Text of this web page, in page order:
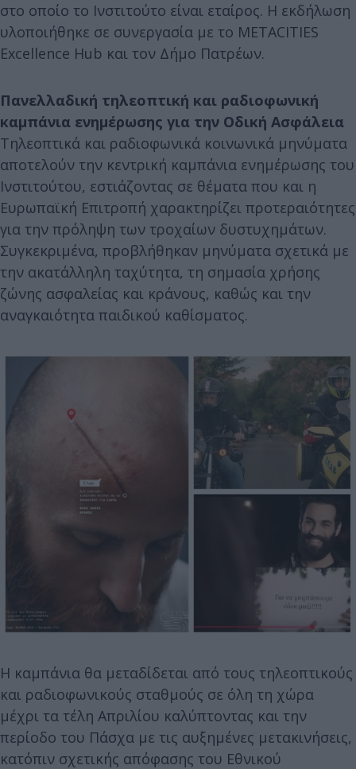
στο οποίο το Ινστιτούτο είναι εταίρος. Η εκδήλωση
υλοποιήθηκε σε συνεργασία με το METACITIES
Excellence Hub και τον Δήμο Πατρέων.
Πανελλαδική τηλεοπτική και ραδιοφωνική
καμπάνια ενημέρωσης για την Οδική Ασφάλεια
Τηλεοπτικά και ραδιοφωνικά κοινωνικά μηνύματα
αποτελούν την κεντρική καμπάνια ενημέρωσης του
Ινστιτούτου, εστιάζοντας σε θέματα που και η
Ευρωπαϊκή Επιτροπή χαρακτηρίζει προτεραιότητες
για την πρόληψη των τροχαίων δυστυχημάτων.
Συγκεκριμένα, προβλήθηκαν μηνύματα σχετικά με
την ακατάλληλη ταχύτητα, τη σημασία χρήσης
ζώνης ασφαλείας και κράνους, καθώς και την
αναγκαιότητα παιδικού καθίσματος.
Η καμπάνια θα μεταδίδεται από τους τηλεοπτικούς
και ραδιοφωνικούς σταθμούς σε όλη τη χώρα
μέχρι τα τέλη Απριλίου καλύπτοντας και την
περίοδο του Πάσχα με τις αυξημένες μετακινήσεις,
κατόπιν σχετικής απόφασης του Εθνικού